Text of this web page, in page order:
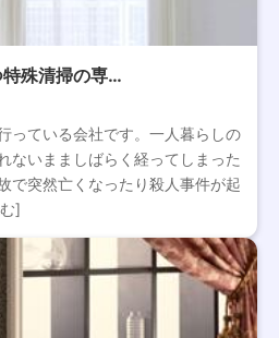
殊清掃の専…
っている会社です。一人暮らしの
ないまましばらく経ってしまった
で突然亡くなったり殺人事件が起
]